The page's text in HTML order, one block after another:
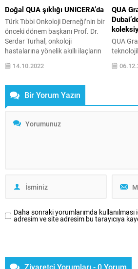
Eczacıbaşı Topluluğu’nun
modüler mutfak markası İntema;
uzman kadrosu,...
Doğal QUA şıklığı UNICERA’da
Türk Tıbbi Onkoloji Derneği’nin bir
önceki dönem başkanı Prof. Dr.
Serdar Turhal, onkoloji
hastalarına yönelik akıllı ilaçların
ve hedefe yönelik ...
14.10.2022
QUA
QUA
5 Show
Bir Yorum Yazın
Daha sonraki yorumlarımda kullanılması
adresim ve site adresim bu tarayıcıya